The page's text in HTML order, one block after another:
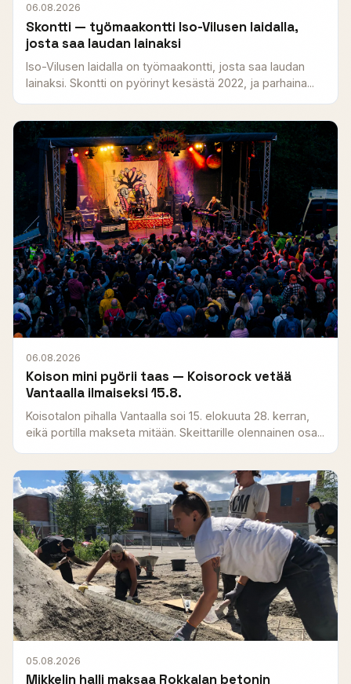
06.08.2026
Skontti — työmaakontti Iso-Vilusen laidalla,
josta saa laudan lainaksi
Iso-Vilusen laidalla on työmaakontti, josta saa laudan
lainaksi. Skontti on pyörinyt kesästä 2022, ja parhaina...
06.08.2026
Koison mini pyörii taas — Koisorock vetää
Vantaalla ilmaiseksi 15.8.
Koisotalon pihalla Vantaalla soi 15. elokuuta 28. kerran,
eikä portilla makseta mitään. Skeittarille olennainen osa...
05.08.2026
Mikkelin halli maksaa Rokkalan betonin